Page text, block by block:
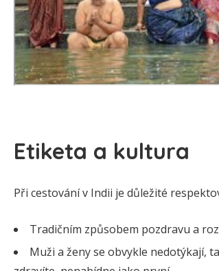
Etiketa a kultura
Při cestování v Indii je důležité
Tradičním způsobem pozdravu a
Muži a ženy se obvykle nedotýkají,